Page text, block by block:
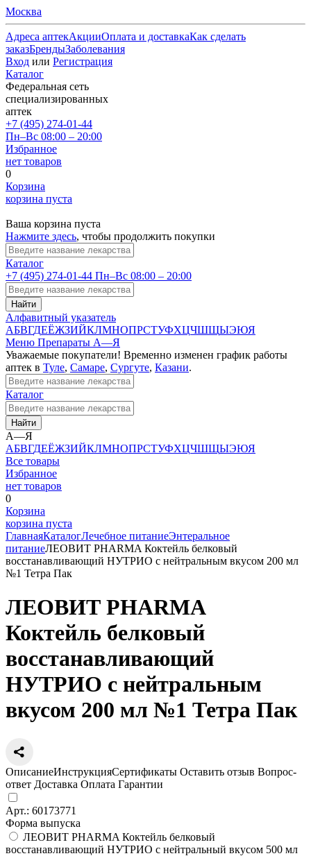
Москва
Адреса аптекАкцииОплата и доставкаКак сделать
заказБрендыЗаболевания
Вход или Регистрация
Каталог
Федеральная сеть
специализированных
аптек
+7 (495) 274-01-44
Пн–Вс 08:00 – 20:00
Избранное
нет товаров
0
Корзина
корзина пуста
Ваша корзина пуста
Нажмите здесь, чтобы продолжить покупки
Каталог
+7 (495) 274-01-44 Пн–Вс 08:00 – 20:00
Найти
Алфавитный указатель
АБВГДЕЁЖЗИЙКЛМНОПРСТУФХЦЧШЩЫЭЮЯ
Меню Препараты А—Я
Уважаемые покупатели! Временно изменен график работы
аптек в Туле, Самаре, Сургуте, Казани.
Каталог
Найти
А—Я
АБВГДЕЁЖЗИЙКЛМНОПРСТУФХЦЧШЩЫЭЮЯ
Все товары
Избранное
нет товаров
0
Корзина
корзина пуста
ГлавнаяКаталогЛечебное питаниеЭнтеральное
питаниеЛЕОВИТ PHARMA Коктейль белковый
восстанавливающий НУТРИО с нейтральным вкусом 200 мл
№1 Тетра Пак
ЛЕОВИТ PHARMA
Коктейль белковый
восстанавливающий
НУТРИО с нейтральным
вкусом 200 мл №1 Тетра Пак
ОписаниеИнструкцияСертификаты Оставить отзыв Вопрос-
ответ Доставка Оплата Гарантии
Арт.: 60173771
Форма выпуска
ЛЕОВИТ PHARMA Коктейль белковый
восстанавливающий НУТРИО с нейтральный вкусом 500 мл